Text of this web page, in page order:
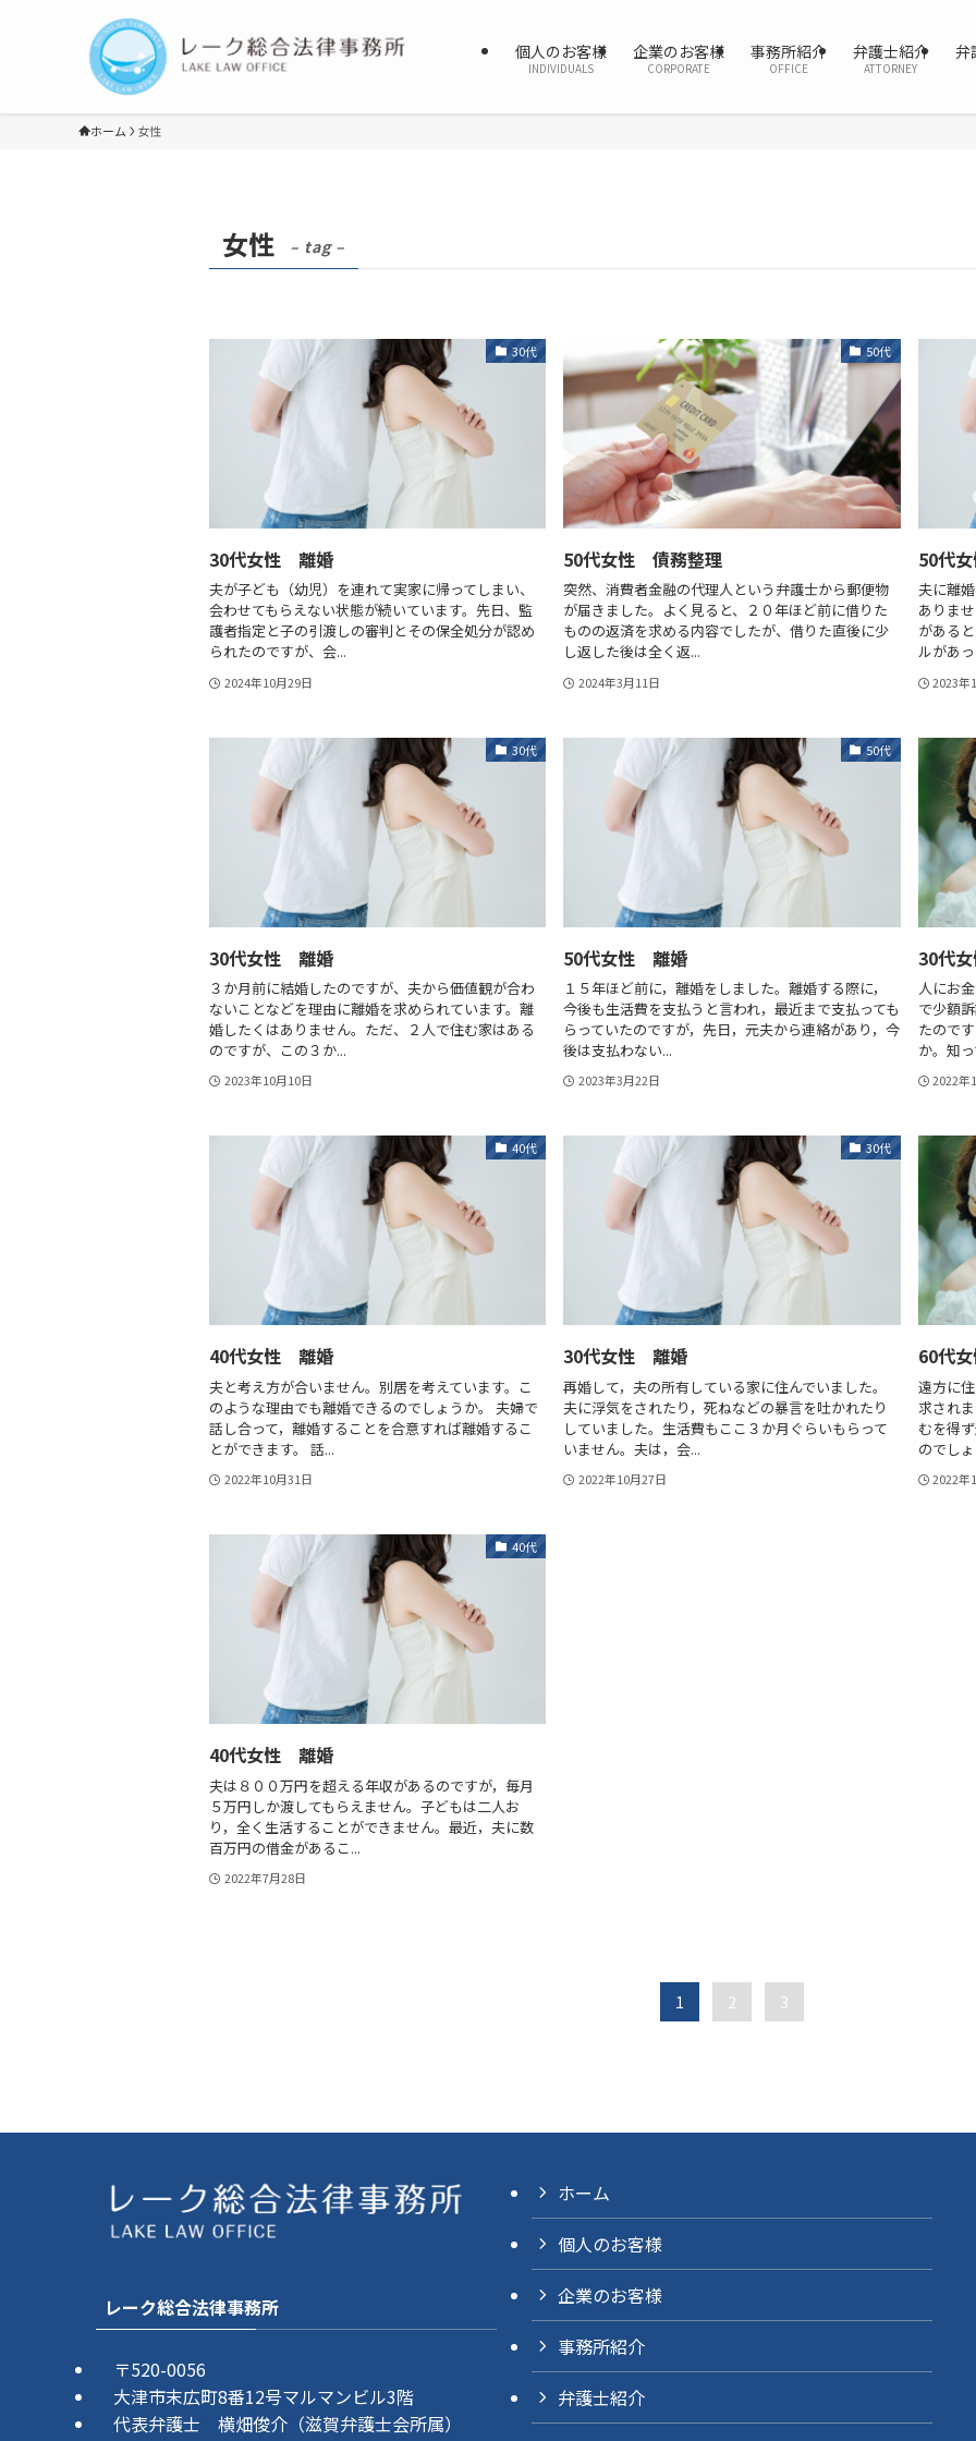
個人のお客様
INDIVIDUALS
企業のお客様
CORPORATE
事務所紹介
OFFICE
弁護士紹介
ATTORNEY
弁
ホーム 女性
女性 – tag –
30代
30代女性 離婚
夫が子ども（幼児）を連れて実家に帰ってしまい、
会わせてもらえない状態が続いています。先日、監
護者指定と子の引渡しの審判とその保全処分が認め
られたのですが、会...
2024年10月29日
50代
50代女性 債務整理
突然、消費者金融の代理人という弁護士から郵便物
が届きました。よく見ると、２０年ほど前に借りた
ものの返済を求める内容でしたが、借りた直後に少
し返した後は全く返...
2024年3月11日
50代
夫に離
ありま
がある
ルがあ
2023年
30代
30代女性 離婚
３か月前に結婚したのですが、夫から価値観が合わ
ないことなどを理由に離婚を求められています。離
婚したくはありません。ただ、２人で住む家はある
のですが、この３か...
2023年10月10日
50代
50代女性 離婚
１５年ほど前に，離婚をしました。離婚する際に，
今後も生活費を支払うと言われ，最近まで支払っても
らっていたのですが，先日，元夫から連絡があり，今
後は支払わない...
2023年3月22日
30代
人にお
で少額
たので
か。知
2022年
40代
40代女性 離婚
夫と考え方が合いません。別居を考えています。こ
のような理由でも離婚できるのでしょうか。 夫婦で
話し合って，離婚することを合意すれば離婚するこ
とができます。 話...
2022年10月31日
30代
30代女性 離婚
再婚して，夫の所有している家に住んでいました。
夫に浮気をされたり，死ねなどの暴言を吐かれたり
していました。生活費もここ３か月ぐらいもらって
いません。夫は，会...
2022年10月27日
60代
遠方に
求され
むを得
のでし
2022年
40代
40代女性 離婚
夫は８００万円を超える年収があるのですが，毎月
５万円しか渡してもらえません。子どもは二人お
り，全く生活することができません。最近，夫に数
百万円の借金があるこ...
2022年7月28日
1 2 3
レーク総合法律事務所
〒520-0056
大津市末広町8番12号マルマンビル3階
代表弁護士 横畑俊介（滋賀弁護士会所属）
ホーム
個人のお客様
企業のお客様
事務所紹介
弁護士紹介